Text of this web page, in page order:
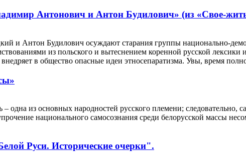
Антонович и Антон Будилович» (из «Свое-
и Антон Будилович осуждают старания группы национально-
из польского и вытеснением коренной русской
в общество опасные идеи этносепаратизма. Увы, время
– одна из основных народностей русского племени; следовательно,
национального самосознания среди белорусской массы
Руси. Исторические очерки".